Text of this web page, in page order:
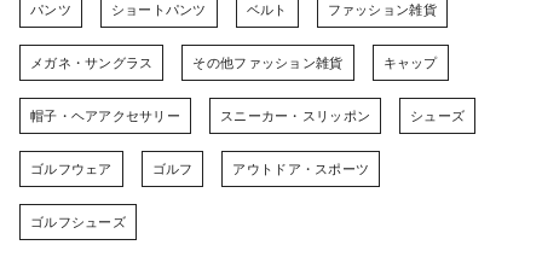
パンツ ショートパンツ ベルト ファッション雑貨
メガネ・サングラス その他ファッション雑貨 キャップ
帽子・ヘアアクセサリー スニーカー・スリッポン シューズ
ゴルフウェア ゴルフ アウトドア・スポーツ
ゴルフシューズ